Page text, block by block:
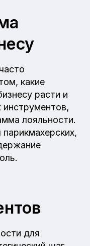
какие
расти и
инструментов,
лояльности.
для